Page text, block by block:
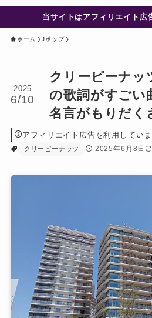
当サイトはアフィリエイト広
ホーム Jポップ
クリーピーナ
の歌詞がすごい
名言がもりだく
2025
6/10
アフィリエイト広告を利用してい
クリーピーナッツ
2025年6月8日